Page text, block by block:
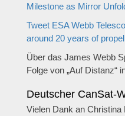
Milestone as Mirror
Tweet ESA Webb
around 20 years of
Über das James Webb
Folge von „Auf Distanz“
Deutscher CanSat-
Vielen Dank an